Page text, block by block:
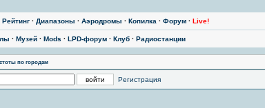
Рейтинг · Диапазоны · Аэродромы · Копилка · Форум · Live!
· Музей · Mods · LPD-форум · Клуб · Радиостанции
по городам
Регистрация